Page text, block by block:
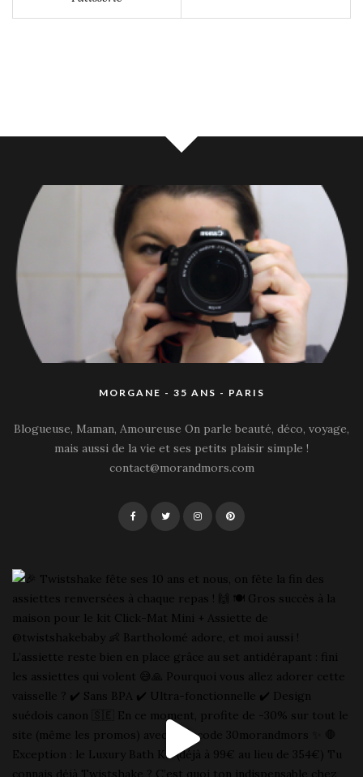
MORGANE - 35 ANS - PARIS
Blogueuse, Maman, Amoureuse On parle beauté, déco, voyage,
mais aussi de la vie et ses petits plaisir simple !
contact@morandmors.com